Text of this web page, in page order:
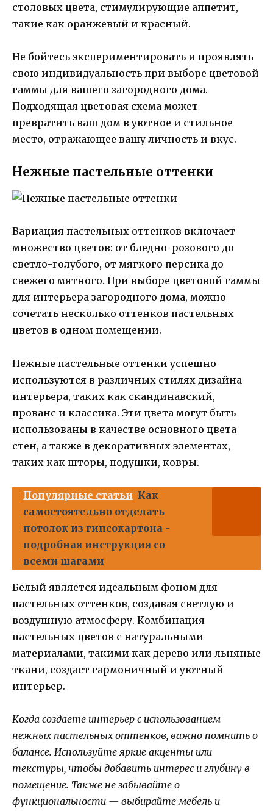
столовых цвета, стимулирующие аппетит,
такие как оранжевый и красный.
Не бойтесь экспериментировать и проявлять
свою индивидуальность при выборе цветовой
гаммы для вашего загородного дома.
Подходящая цветовая схема может
превратить ваш дом в уютное и стильное
место, отражающее вашу личность и вкус.
Нежные пастельные оттенки
Вариация пастельных оттенков включает
множество цветов: от бледно-розового до
светло-голубого, от мягкого персика до
свежего мятного. При выборе цветовой гаммы
для интерьера загородного дома, можно
сочетать несколько оттенков пастельных
цветов в одном помещении.
Нежные пастельные оттенки успешно
используются в различных стилях дизайна
интерьера, таких как скандинавский,
прованс и классика. Эти цвета могут быть
использованы в качестве основного цвета
стен, а также в декоративных элементах,
таких как шторы, подушки, ковры.
Популярные статьи Как
самостоятельно отделать
потолок из гипсокартона -
подробная инструкция со
всеми шагами
Белый является идеальным фоном для
пастельных оттенков, создавая светлую и
воздушную атмосферу. Комбинация
пастельных цветов с натуральными
материалами, такими как дерево или льняные
ткани, создаст гармоничный и уютный
интерьер.
Когда создаете интерьер с использованием
нежных пастельных оттенков, важно помнить о
балансе. Используйте яркие акценты или
текстуры, чтобы добавить интерес и глубину в
помещение. Также не забывайте о
функциональности — выбирайте мебель и